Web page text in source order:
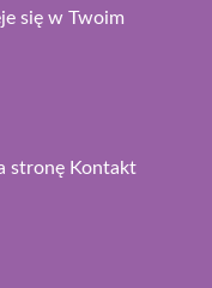
się w Twoim
stronę Kontakt